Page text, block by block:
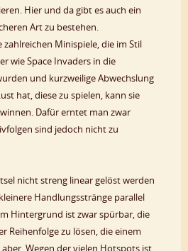
Hier und da gibt es auch ein
Art zu bestehen.
Minispiele, die im Stil
wie Space Invaders in die
und kurzweilige Abwechslung
hat, diese zu spielen, kann sie
Dafür erntet man zwar
sind jedoch nicht zu
nicht streng linear gelöst werden
Handlungsstränge parallel
Hintergrund ist zwar spürbar, die
Reihenfolge zu lösen, die einem
Wegen der vielen Hotspots ist